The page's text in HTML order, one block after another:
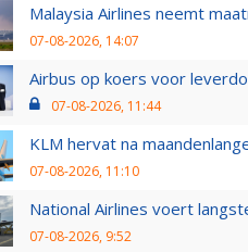
Malaysia Airlines neemt
07-08-2026, 14:07
Airbus op koers voor
07-08-2026, 11:44
KLM hervat na
07-08-2026, 11:10
National Airlines voert
07-08-2026, 9:52